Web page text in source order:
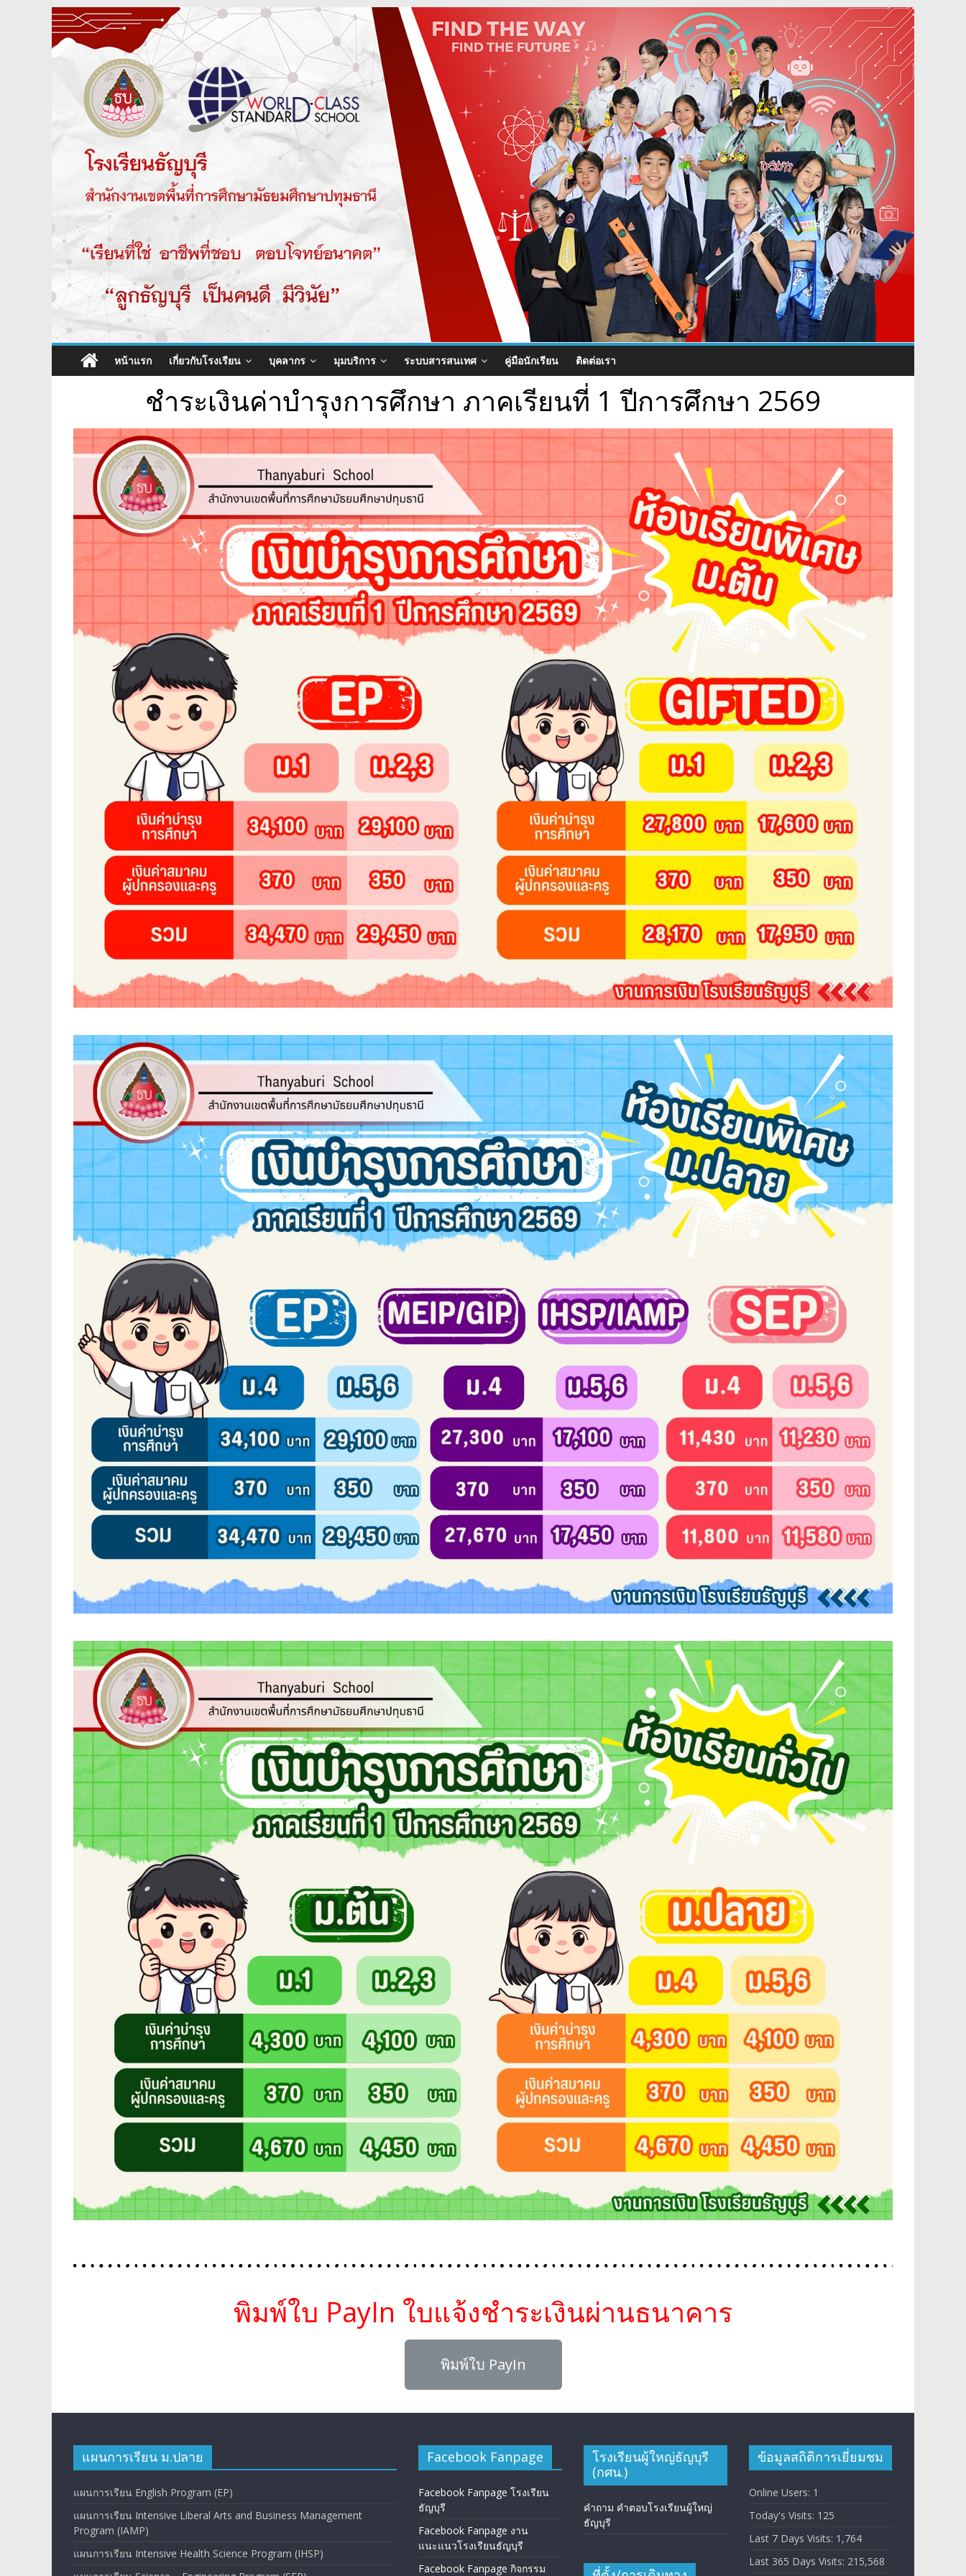
หน้าแรก เกี่ยวกับโรงเรียน บุคลากร มุมบริการ ระบบสารสนเทศ คู่มือนักเรียน ติดต่อเรา
ชำระเงินค่าบำรุงการศึกษา ภาคเรียนที่ 1 ปีการศึกษา 2569
พิมพ์ใบ PayIn ใบแจ้งชำระเงินผ่านธนาคาร
พิมพ์ใบ PayIn
แผนการเรียน ม.ปลาย
แผนการเรียน English Program (EP)
แผนการเรียน Intensive Liberal Arts and Business Management
Program (IAMP)
แผนการเรียน Intensive Health Science Program (IHSP)
Facebook Fanpage
Facebook Fanpage โรงเรียน
ธัญบุรี
Facebook Fanpage งาน
แนะแนวโรงเรียนธัญบุรี
Facebook Fanpage กิจกรรม
โรงเรียนผู้ใหญ่ธัญบุรี
(กศน.)
คำถาม คำตอบโรงเรียนผู้ใหญ่
ธัญบุรี
ข้อมูลสถิติการเยี่ยมชม
Online Users: 1
Today's Visits: 125
Last 7 Days Visits: 1,764
Last 365 Days Visits: 215,568